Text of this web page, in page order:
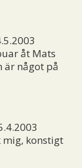
åt Mats
är något på
mig, konstigt